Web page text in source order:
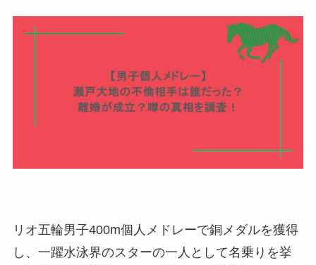
リオ五輪男子400m個人メドレーで銅メダルを獲得
し、一躍水泳界のスターの一人として名乗りを挙